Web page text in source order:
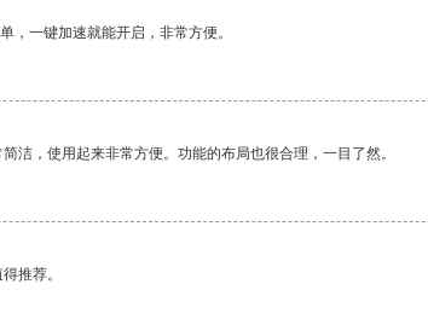
，一键加速就能开启，非常方便。
洁，使用起来非常方便。功能的布局也很合理，一目了然。
推荐。